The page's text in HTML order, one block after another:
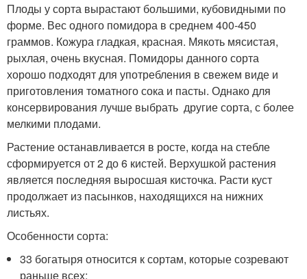
Плоды у сорта вырастают большими, кубовидными по
форме. Вес одного помидора в среднем 400-450
граммов. Кожура гладкая, красная. Мякоть мясистая,
рыхлая, очень вкусная. Помидоры данного сорта
хорошо подходят для употребления в свежем виде и
приготовления томатного сока и пасты. Однако для
консервирования лучше выбрать другие сорта, с более
мелкими плодами.
Растение останавливается в росте, когда на стебле
сформируется от 2 до 6 кистей. Верхушкой растения
является последняя выросшая кисточка. Расти куст
продолжает из пасынков, находящихся на нижних
листьях.
Особенности сорта:
33 богатыря относится к сортам, которые созревают
раньше всех;